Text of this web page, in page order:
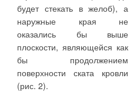
будет стекать в желоб), а
наружные края не
оказались бы выше
плоскости, являющейся как
бы продолжением
поверхности ската кровли
(рис. 2).
точки зрения обслуживания
— все это требуется
привлечение
дополнительного персонала
и т. п .
Кроме того, в таком
до 95 м (температура от -30
до 140 °C). Насос
комплектуется надежным
торцовым уплотнением
(пара скольжения карбид
кремния/карбид кремния),
предотвращающими износ